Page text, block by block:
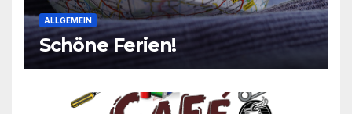
ALLGEMEIN
Schöne Ferien!